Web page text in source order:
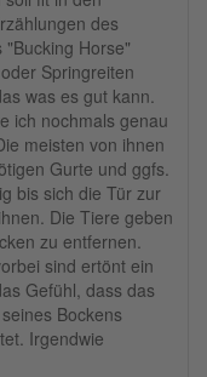
des
Horse"
Springreiten
was es gut kann.
ich nochmals genau
meisten von ihnen
Gurte und ggfs.
bis sich die Tür zur
Die Tiere geben
zu entfernen.
sind ertönt ein
Gefühl, dass das
Bockens
Irgendwie